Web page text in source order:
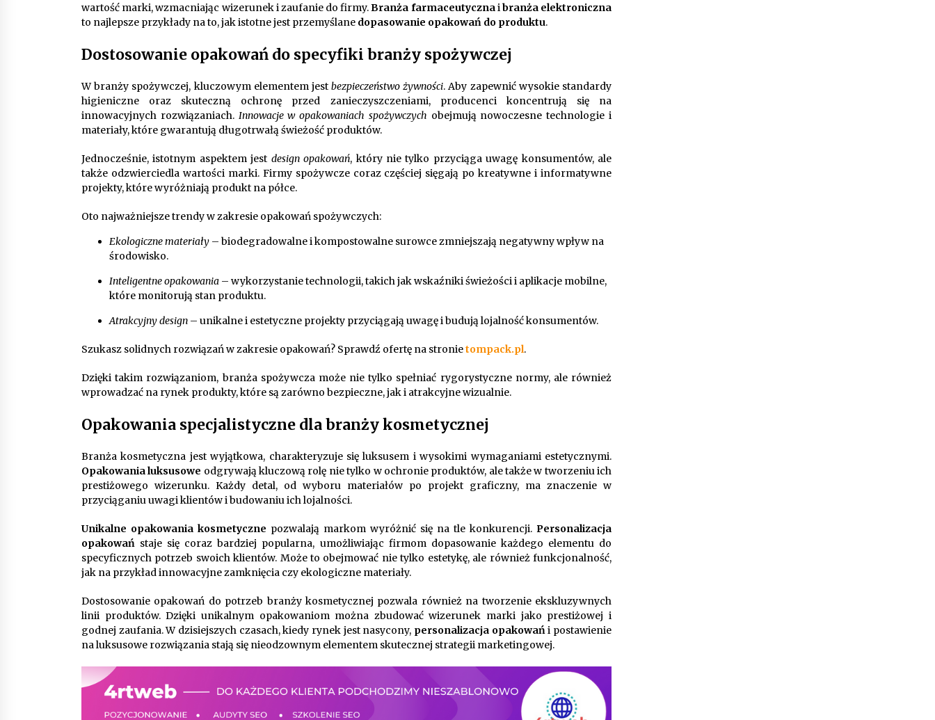
wartość marki, wzmacniając wizerunek i zaufanie do firmy.Branża farmaceutycznai branża elektroniczna
to najlepsze przykłady na to, jak istotne jest przemyślane dopasowanie opakowań do produktu.
Dostosowanie opakowań do specyfiki branży spożywczej
W branży spożywczej, kluczowym elementem jestbezpieczeństwo żywności. Aby zapewnić wysokie standardy
higieniczne oraz skuteczną ochronę przed zanieczyszczeniami, producenci koncentrują się na
innowacyjnych rozwiązaniach. Innowacje w opakowaniach spożywczych obejmują nowoczesne technologie i
materiały, które gwarantują długotrwałą świeżość produktów.
Jednocześnie, istotnym aspektem jest design opakowań, który nie tylko przyciąga uwagę konsumentów, ale
także odzwierciedla wartości marki. Firmy spożywcze coraz częściej sięgają po kreatywne i informatywne
projekty, które wyróżniają produkt na półce.
Oto najważniejsze trendy w zakresie opakowań spożywczych:
Ekologiczne materiały – biodegradowalne i kompostowalne surowce zmniejszają negatywny wpływ na
środowisko.
Inteligentne opakowania – wykorzystanie technologii, takich jak wskaźniki świeżości i aplikacje mobilne,
które monitorują stan produktu.
Atrakcyjny design – unikalne i estetyczne projekty przyciągają uwagę i budują lojalność konsumentów.
Szukasz solidnych rozwiązań w zakresie opakowań? Sprawdź ofertę na stronietompack.pl.
Dzięki takim rozwiązaniom, branża spożywcza może nie tylko spełniać rygorystyczne normy, ale również
wprowadzać na rynek produkty, które są zarówno bezpieczne, jak i atrakcyjne wizualnie.
Opakowania specjalistyczne dla branży kosmetycznej
Branża kosmetyczna jest wyjątkowa, charakteryzuje się luksusem i wysokimi wymaganiami estetycznymi.
Opakowania luksusowe odgrywają kluczową rolę nie tylko w ochronie produktów, ale także w tworzeniu ich
prestiżowego wizerunku. Każdy detal, od wyboru materiałów po projekt graficzny, ma znaczenie w
przyciąganiu uwagi klientów i budowaniu ich lojalności.
Unikalne opakowania kosmetyczne pozwalają markom wyróżnić się na tle konkurencji. Personalizacja
opakowań staje się coraz bardziej popularna, umożliwiając firmom dopasowanie każdego elementu do
specyficznych potrzeb swoich klientów. Może to obejmować nie tylko estetykę, ale również funkcjonalność,
jak na przykład innowacyjne zamknięcia czy ekologiczne materiały.
Dostosowanie opakowań do potrzeb branży kosmetycznej pozwala również na tworzenie ekskluzywnych
linii produktów. Dzięki unikalnym opakowaniom można zbudować wizerunek marki jako prestiżowej i
godnej zaufania. W dzisiejszych czasach, kiedy rynek jest nasycony, personalizacja opakowań i postawienie
na luksusowe rozwiązania stają się nieodzownym elementem skutecznej strategii marketingowej.